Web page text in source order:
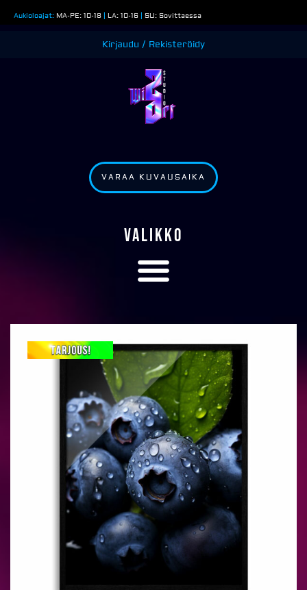
sisältöön
Aukioloajat: MA-PE: 10-18 | LA: 10-16 | SU: Sovittaessa
Kirjaudu / Rekisteröidy
VARAA KUVAUSAIKA
VALIKKO